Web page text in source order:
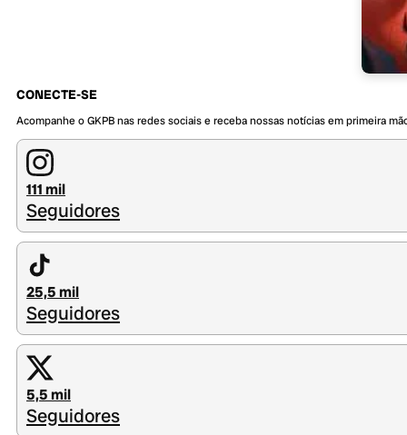
CONECTE-SE
Acompanhe o GKPB nas redes sociais e receba nossas notícias em primeira
111 mil
Seguidores
25,5 mil
Seguidores
5,5 mil
Seguidores